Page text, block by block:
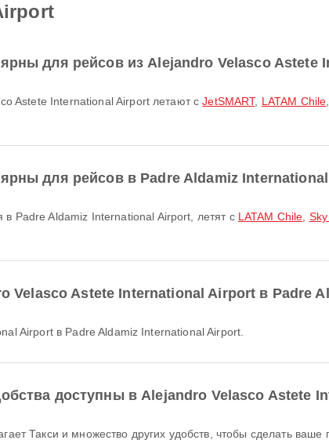
для рейсов из Alejandro Velasco Astete
Astete International Airport летают сJetSMART, LATAM Chile
для рейсов в Padre Aldamiz
в Padre Aldamiz International Airport, летят с LATAM Chile
Velasco Astete International Airport в Padre
Airport в Padre Aldamiz International Airport.
доступны в Alejandro Velasco Astete